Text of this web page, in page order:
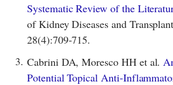
Systematic Review of the
of Kidney Diseases and
28(4):709-715.
3. Cabrini DA, Moresco HH et al.
Potential Topical Anti-